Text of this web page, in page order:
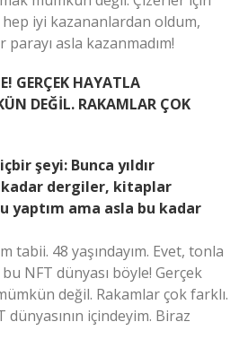
iyi kazananlardan oldum,
asla kazanmadım!
GERÇEK HAYATLA
DEĞİL. RAKAMLAR ÇOK
şeyi: Bunca yıldır
dergiler, kitaplar
yaptım ama asla bu kadar
tabii. 48 yaşındayım. Evet, tonla
NFT dünyası böyle! Gerçek
değil. Rakamlar çok farklı.
dünyasının içindeyim. Biraz